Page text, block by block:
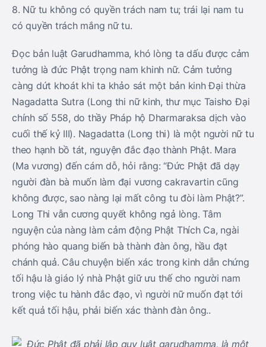
8. Nữ tu không có quyền trách nam tu; trái lại nam tu
có quyền trách mắng nữ tu.
Ðọc bản luật Garudhamma, khó lòng ta dấu được cảm
tưởng là đức Phật trọng nam khinh nữ. Cảm tưởng
càng dứt khoát khi ta khảo sát một bản kinh Ðại thừa
Nagadatta Sutra (Long thi nữ kinh, thư mục Taisho Ðại
chính số 558, do thầy Pháp hộ Dharmaraksa dịch vào
cuối thế kỷ III). Nagadatta (Long thi) là một người nữ tu
theo hạnh bồ tát, nguyện đắc đạo thành Phật. Mara
(Ma vương) đến cám dỗ, hỏi rằng: “Ðức Phật đã dạy
người đàn bà muốn làm đại vương cakravartin cũng
không được, sao nàng lại mất công tu đòi làm Phật?”.
Long Thi vẫn cương quyết không ngả lòng. Tâm
nguyện của nàng làm cảm động Phật Thích Ca, ngài
phóng hào quang biến bà thành đàn ông, hầu đạt
chánh quả. Câu chuyện biến xác trong kinh dẫn chứng
tối hậu là giáo lý nhà Phật giữ ưu thế cho người nam
trong việc tu hành đắc đạo, vì người nữ muốn đạt tới
kết quả tối hậu, phải biến xác thành đàn ông..